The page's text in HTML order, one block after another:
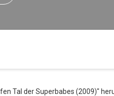
Tal der Superbabes (2009)"